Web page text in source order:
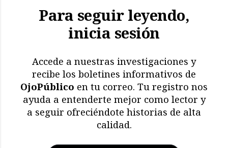
Para seguir leyendo,
inicia sesión
Accede a nuestras investigaciones y
recibe los boletines informativos de
OjoPúblico en tu correo. Tu registro nos
ayuda a entenderte mejor como lector y
a seguir ofreciéndote historias de alta
calidad.